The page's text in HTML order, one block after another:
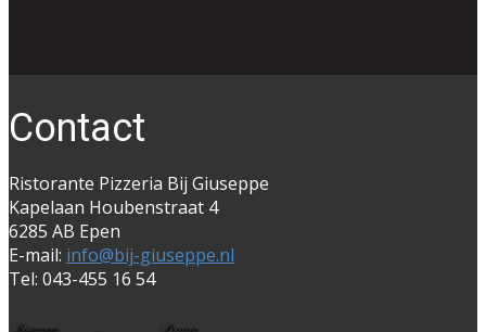
Co​ntact
Ristorante Pizzeria Bij Giuseppe
Kapelaan Houbenstraat 4
6285 AB Epen
E-mail: info@bij-giuseppe.nl
Tel: 043-455 16 54